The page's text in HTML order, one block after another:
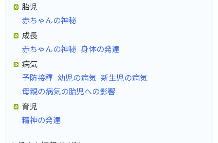
胎児
赤ちゃんの神秘
成長
赤ちゃんの神秘 身体の発達
病気
予防接種 幼児の病気 新生児の病気
母親の病気の胎児への影響
育児
精神の発達